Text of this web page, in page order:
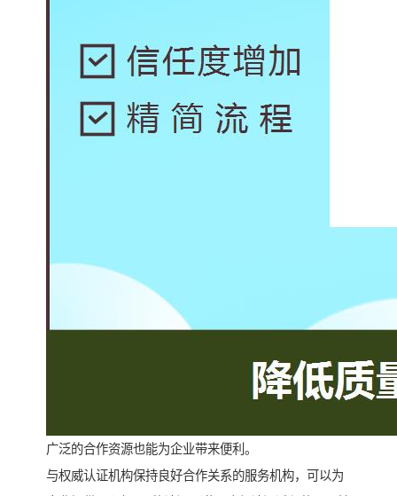
广泛的合作资源也能为企业带来便利。
与权威认证机构保持良好合作关系的服务机构，可以为